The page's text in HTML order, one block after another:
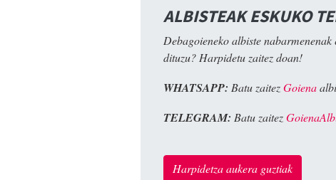
ALBISTEAK ESKUKO
Debagoieneko albiste
dituzu? Harpidetu zaitez doan!
WHATSAPP: Batu zaitezGoiena
TELEGRAM: Batu zaitez
Harpidetza aukera guztiak